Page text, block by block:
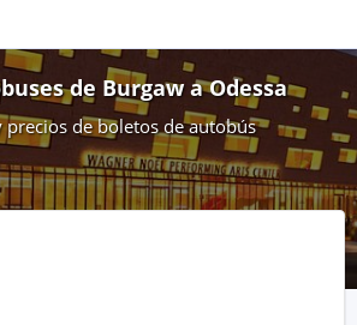
de Burgaw a Odessa
precios de boletos de autobús